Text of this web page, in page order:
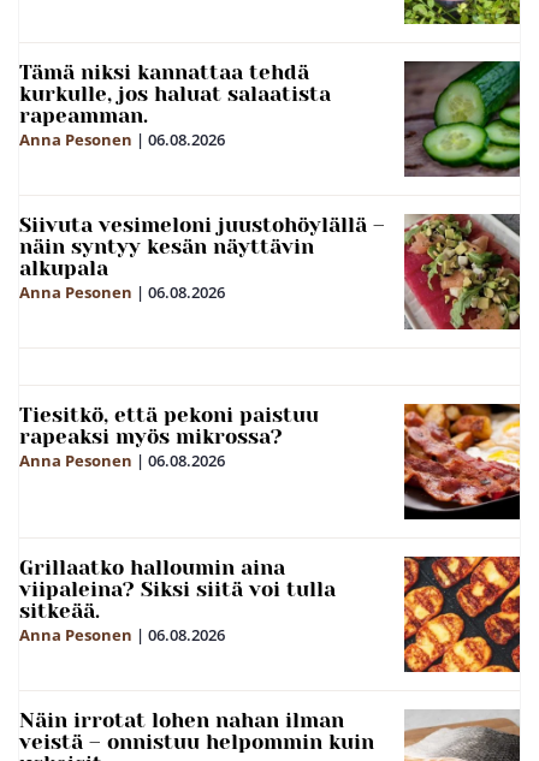
Tämä niksi kannattaa tehdä
kurkulle, jos haluat salaatista
rapeamman.
Anna Pesonen | 06.08.2026
Siivuta vesimeloni juustohöylällä –
näin syntyy kesän näyttävin
alkupala
Anna Pesonen | 06.08.2026
Tiesitkö, että pekoni paistuu
rapeaksi myös mikrossa?
Anna Pesonen | 06.08.2026
Grillaatko halloumin aina
viipaleina? Siksi siitä voi tulla
sitkeää.
Anna Pesonen | 06.08.2026
Näin irrotat lohen nahan ilman
veistä – onnistuu helpommin kuin